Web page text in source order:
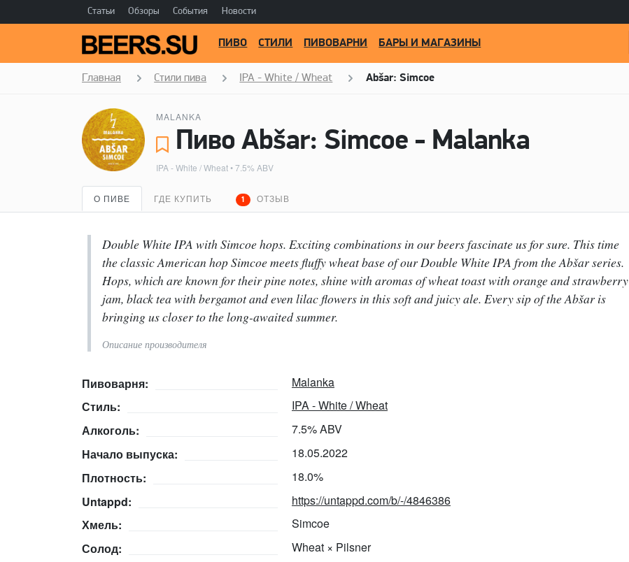
Статьи Обзоры События Новости
ПИВО СТИЛИ ПИВОВАРНИ БАРЫ И МАГАЗИНЫ
Главная Стили пива IPA - White / Wheat Abšar: Simcoe
MALANKA
Пиво Abšar: Simcoe - Malanka
IPA - White / Wheat• 7.5% ABV
О ПИВЕ ГДЕ КУПИТЬ 1 ОТЗЫВ
Double White IPA with Simcoe hops. Exciting combinations in our beers fascinate us for sure. This time
the classic American hop Simcoe meets fluffy wheat base of our Double White IPA from the Abšar series.
Hops, which are known for their pine notes, shine with aromas of wheat toast with orange and strawberry
jam, black tea with bergamot and even lilac flowers in this soft and juicy ale. Every sip of the Abšar is
bringing us closer to the long-awaited summer.
Описание производителя
Пивоварня:
Malanka
Стиль:
IPA - White / Wheat
Алкоголь:
7.5% ABV
Начало выпуска:
18.05.2022
Плотность:
18.0%
Untappd:
https://untappd.com/b/-/4846386
Хмель:
Simcoe
Солод:
Wheat × Pilsner